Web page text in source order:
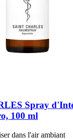
Spray
100 ml
dans l'air ambiant